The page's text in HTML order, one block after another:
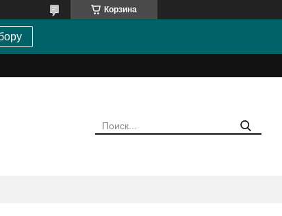
Корзина